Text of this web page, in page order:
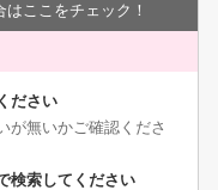
ここをチェック！
ださい
が無いかご確認くださ
検索してください